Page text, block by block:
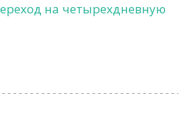
на четырехдневную